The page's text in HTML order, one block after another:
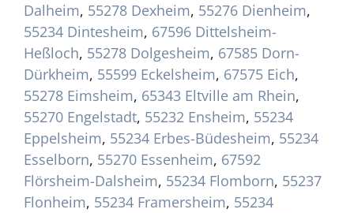
Dalheim, 55278 Dexheim, 55276 Dienheim,
55234 Dintesheim, 67596 Dittelsheim-
Heßloch, 55278 Dolgesheim, 67585 Dorn-
Dürkheim, 55599 Eckelsheim, 67575 Eich,
55278 Eimsheim, 65343 Eltville am Rhein,
55270 Engelstadt, 55232 Ensheim, 55234
Eppelsheim, 55234 Erbes-Büdesheim, 55234
Esselborn, 55270 Essenheim, 67592
Flörsheim-Dalsheim, 55234 Flomborn, 55237
Flonheim, 55234 Framersheim, 55234